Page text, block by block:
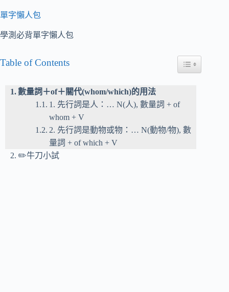
單字懶人包
學測必背單字懶人包
Table of Contents Toggle Table of
數量詞＋of＋關代(whom/which)的用法
1. 先行詞是人：… N(人), 數量詞 + of
whom + V
2. 先行詞是動物或物：… N(動物/物), 數
量詞 + of which + V
✏️牛刀小試